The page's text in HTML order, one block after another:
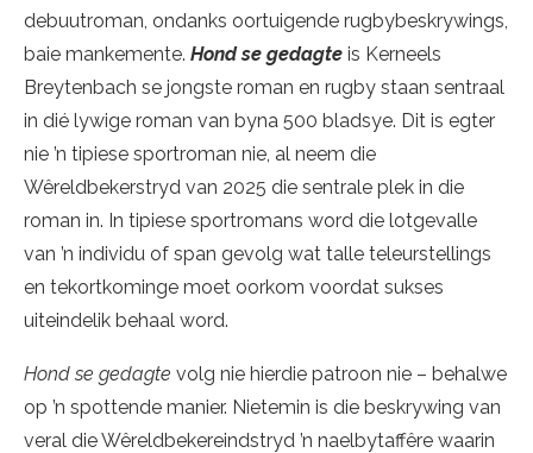
debuutroman, ondanks oortuigende rugbybeskrywings,
baie mankemente. Hond se gedagte is Kerneels
Breytenbach se jongste roman en rugby staan sentraal
in dié lywige roman van byna 500 bladsye. Dit is egter
nie ’n tipiese sportroman nie, al neem die
Wêreldbekerstryd van 2025 die sentrale plek in die
roman in. In tipiese sportromans word die lotgevalle
van ’n individu of span gevolg wat talle teleurstellings
en tekortkominge moet oorkom voordat sukses
uiteindelik behaal word.
Hond se gedagte volg nie hierdie patroon nie – behalwe
op ’n spottende manier. Nietemin is die beskrywing van
veral die Wêreldbekereindstryd ’n naelbytaffêre waarin